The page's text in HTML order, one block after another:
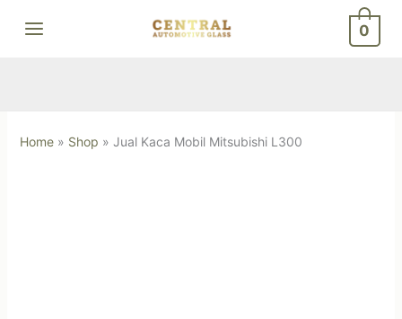
0
Home» Shop » Jual Kaca Mobil Mitsubishi L300